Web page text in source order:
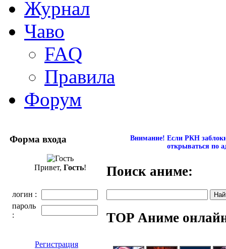
Журнал
Чаво
FAQ
Правила
Форум
Форма входа
Привет, Гость!
логин :
пароль
:
Регистрация
Внимание! Если РКН
открываться по
Поиск аниме:
TOP Аниме